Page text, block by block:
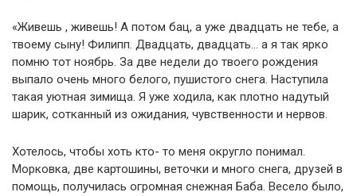
«Живешь , живешь! А потом бац, а уже двадцать не тебе, а
твоему сыну! Филипп. Двадцать, двадцать… а я так ярко
помню тот ноябрь. За две недели до твоего рождения
выпало очень много белого, пушистого снега. Наступила
такая уютная зимища. Я уже ходила, как плотно надутый
шарик, сотканный из ожидания, чувственности и нервов.
Хотелось, чтобы хоть кто- то меня округло понимал.
Морковка, две картошины, веточки и много снега, друзей в
помощь, получилась огромная снежная Баба. Весело было,